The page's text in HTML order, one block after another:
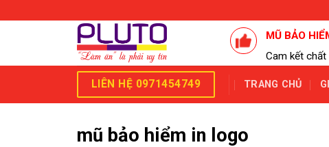
to
MŨ BẢO
Cam kết
LIÊN HỆ 0971454749 TRANG CHỦ
mũ bảo hiểm in logo